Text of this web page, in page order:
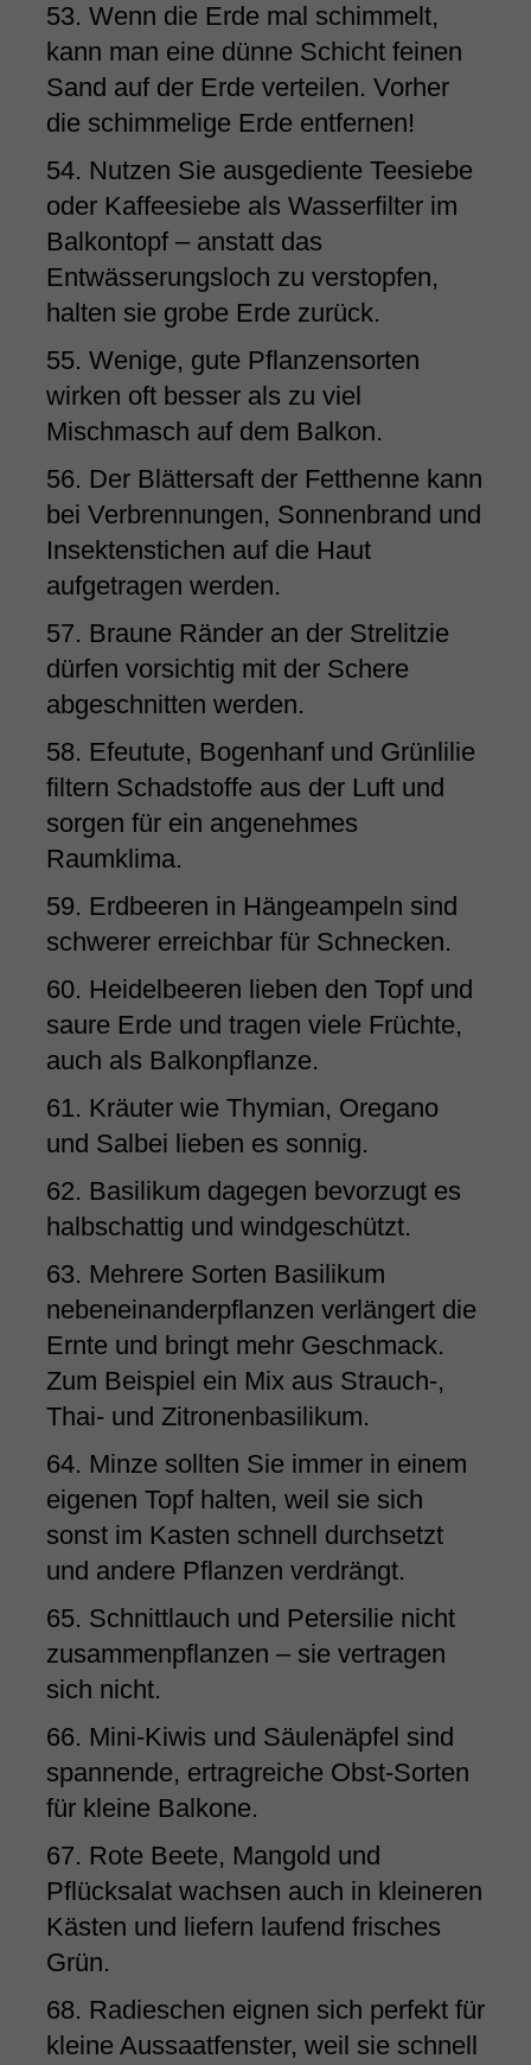
53. Wenn die Erde mal schimmelt,
kann man eine dünne Schicht feinen
Sand auf der Erde verteilen. Vorher
die schimmelige Erde entfernen!
54. Nutzen Sie ausgediente Teesiebe
oder Kaffeesiebe als Wasserfilter im
Balkontopf – anstatt das
Entwässerungsloch zu verstopfen,
halten sie grobe Erde zurück.
55. Wenige, gute Pflanzensorten
wirken oft besser als zu viel
Mischmasch auf dem Balkon.
56. Der Blättersaft der Fetthenne kann
bei Verbrennungen, Sonnenbrand und
Insektenstichen auf die Haut
aufgetragen werden.
57. Braune Ränder an der Strelitzie
dürfen vorsichtig mit der Schere
abgeschnitten werden.
58. Efeutute, Bogenhanf und Grünlilie
filtern Schadstoffe aus der Luft und
sorgen für ein angenehmes
Raumklima.
59. Erdbeeren in Hängeampeln sind
schwerer erreichbar für Schnecken.
60. Heidelbeeren lieben den Topf und
saure Erde und tragen viele Früchte,
auch als Balkonpflanze.
61. Kräuter wie Thymian, Oregano
und Salbei lieben es sonnig.
62. Basilikum dagegen bevorzugt es
halbschattig und windgeschützt.
63. Mehrere Sorten Basilikum
nebeneinanderpflanzen verlängert die
Ernte und bringt mehr Geschmack.
Zum Beispiel ein Mix aus Strauch-,
Thai- und Zitronenbasilikum.
64. Minze sollten Sie immer in einem
eigenen Topf halten, weil sie sich
sonst im Kasten schnell durchsetzt
und andere Pflanzen verdrängt.
65. Schnittlauch und Petersilie nicht
zusammenpflanzen – sie vertragen
sich nicht.
66. Mini-Kiwis und Säulenäpfel sind
spannende, ertragreiche Obst-Sorten
für kleine Balkone.
67. Rote Beete, Mangold und
Pflücksalat wachsen auch in kleineren
Kästen und liefern laufend frisches
Grün.
68. Radieschen eignen sich perfekt für
kleine Aussaatfenster, weil sie schnell